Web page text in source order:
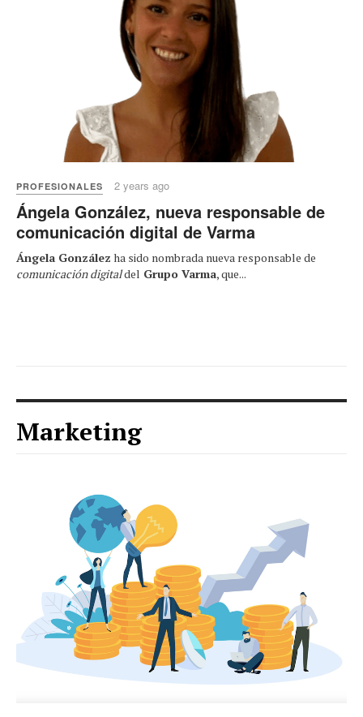
PROFESIONALES 2 years ago
Ángela González, nueva responsable de
comunicación digital de Varma
Ángela González ha sido nombrada nueva responsable de
comunicación digitaldel Grupo Varma, que...
Marketing